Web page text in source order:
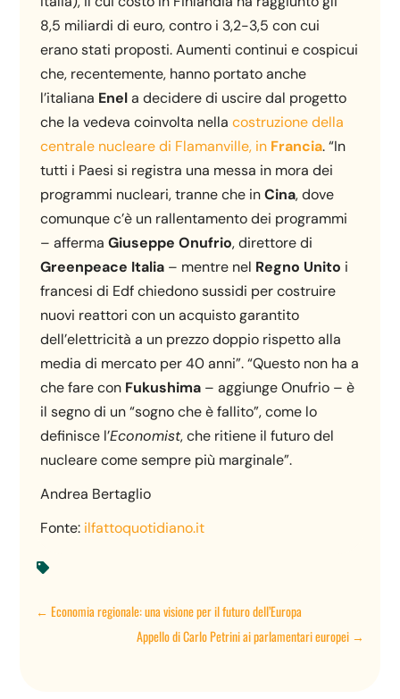
8,5 miliardi di euro, contro i 3,2-3,5 con cui
erano stati proposti. Aumenti continui e cospicui
che, recentemente, hanno portato anche
l’italiana Enela decidere di uscire dal progetto
che la vedeva coinvolta nellacostruzione della
centrale nucleare di Flamanville, in Francia. “In
tutti i Paesi si registra una messa in mora dei
programmi nucleari, tranne che inCina, dove
comunque c’è un rallentamento dei programmi
– affermaGiuseppe Onufrio, direttore di
Greenpeace Italia – mentre nel Regno Unito i
francesi di Edf chiedono sussidi per costruire
nuovi reattori con un acquisto garantito
dell’elettricità a un prezzo doppio rispetto alla
media di mercato per 40 anni”. “Questo non ha a
che fare con Fukushima – aggiunge Onufrio – è
il segno di un “sogno che è fallito”, come lo
definisce l’Economist, che ritiene il futuro del
nucleare come sempre più marginale”.
Andrea Bertaglio
Fonte: ilfattoquotidiano.it

←Economia regionale: una visione per il futuro dell’Europa
Appello di Carlo Petrini ai parlamentari europei→